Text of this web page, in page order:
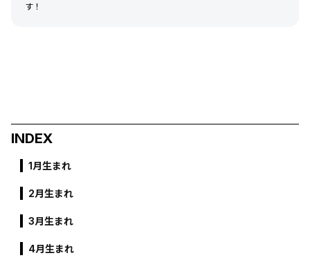
す！
INDEX
1月生まれ
2月生まれ
3月生まれ
4月生まれ